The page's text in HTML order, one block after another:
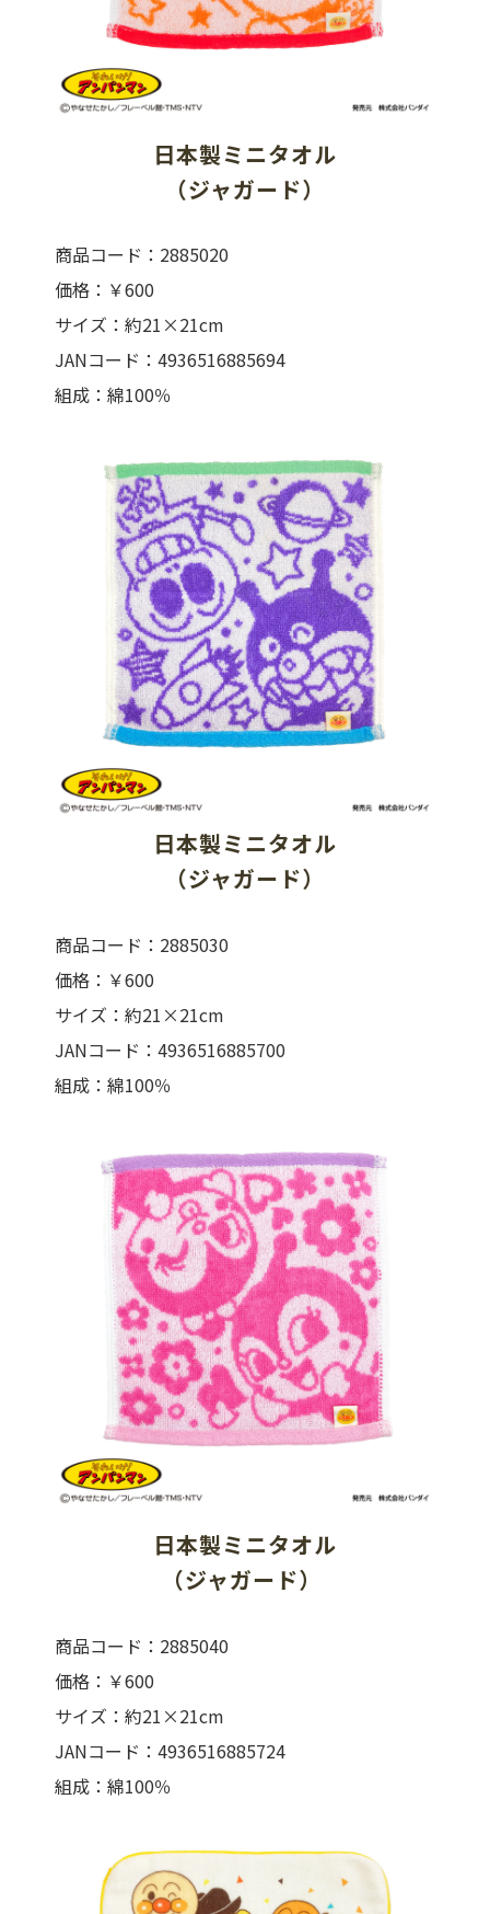
日本製ミニタオル
（ジャガード）
商品コード：2885020
価格：￥600
サイズ：約21×21cm
JANコード：4936516885694
組成：綿100％
日本製ミニタオル
（ジャガード）
商品コード：2885030
価格：￥600
サイズ：約21×21cm
JANコード：4936516885700
組成：綿100％
日本製ミニタオル
（ジャガード）
商品コード：2885040
価格：￥600
サイズ：約21×21cm
JANコード：4936516885724
組成：綿100％